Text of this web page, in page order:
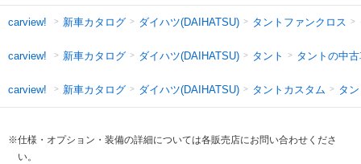
carview! 新車カタログ ダイハツ(DAIHATSU) タントファンクロス
carview! 新車カタログ ダイハツ(DAIHATSU) タント タントの中
carview! 新車カタログ ダイハツ(DAIHATSU) タントカスタム タ
※仕様・オプション・装備の詳細については各販売店にお問い合わせくださ
い。